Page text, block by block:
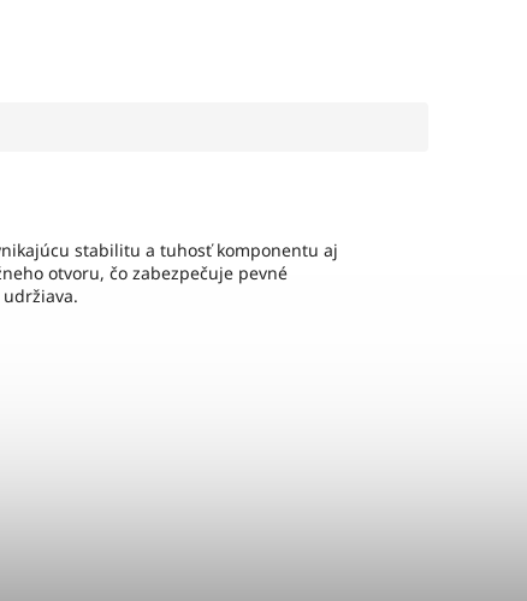
stabilitu a tuhosť komponentu aj
otvoru, čo zabezpečuje pevné